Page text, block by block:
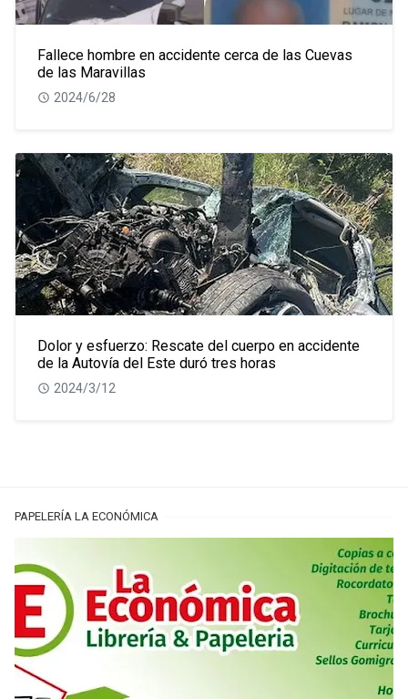
Fallece hombre en accidente cerca de las Cuevas
de las Maravillas
2024/6/28
Dolor y esfuerzo: Rescate del cuerpo en accidente
de la Autovía del Este duró tres horas
2024/3/12
PAPELERÍA LA ECONÓMICA